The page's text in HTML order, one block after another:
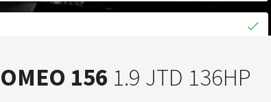
Buscar156 1.9 JTD 136HP